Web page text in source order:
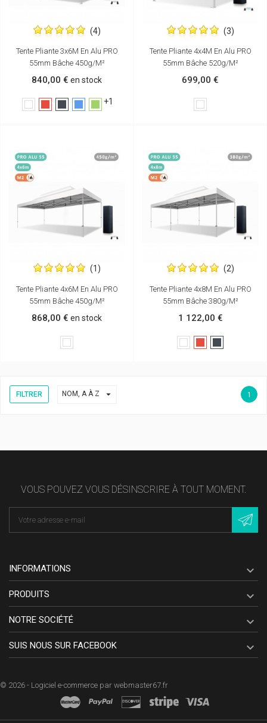
(4)
Tente Pliante 3x6M En Alu PRO
55mm Bâche 450g/m²
840,00 € en stock
Vert
+1
(3)
Tente Pliante 4x4M En Alu PRO
55mm Bâche 520g/m²
699,00 €
(1)
Tente Pliante 4x6M En Alu PRO
55mm Bâche 450g/m²
868,00 € en stock
(2)
Tente Pliante 4x8M En Alu PRO
55mm Bâche 380g/m²
1 122,00 €
FILTRER NOM, A À Z  1
VOUS POUVEZ VOUS DÉSINSCRIRE À TOUT MOMENT.
INFORMATIONS 
PRODUITS 
NOTRE SOCIÉTÉ 
SUIS NOUS SUR FACEBOOK 
© 2026 - Logiciel e-commerce par webmaster67.fr